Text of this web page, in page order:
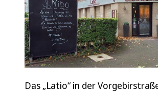
Das „Latio“ in der